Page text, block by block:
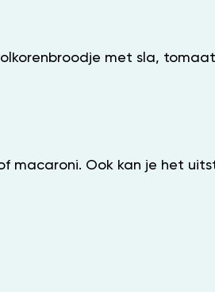
met sla,
Ook kan je het